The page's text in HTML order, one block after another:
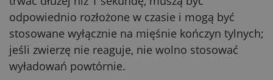
odpowiednio rozłożone w czasie i mogą być
stosowane wyłącznie na mięśnie kończyn tylnych;
jeśli zwierzę nie reaguje, nie wolno stosować
wyładowań powtórnie.